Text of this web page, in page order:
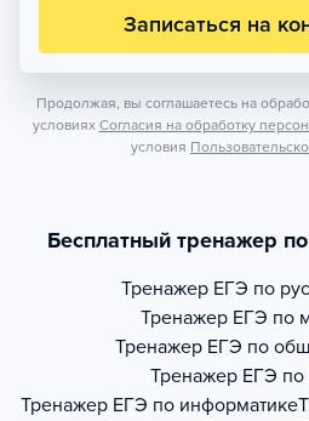
Записаться на
Продолжая, вы соглашаетесь на
условиях Согласия на обработку
условия
Бесплатный тренажер
Тренажер ЕГЭ по
Тренажер ЕГЭ по
Тренажер ЕГЭ по
Тренажер ЕГЭ по
Тренажер ЕГЭ по информатике